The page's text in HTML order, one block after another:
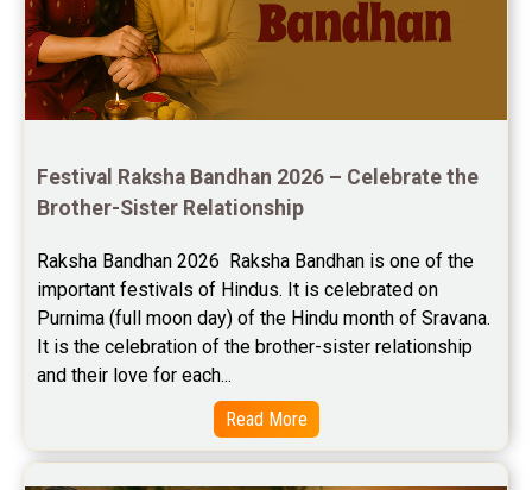
Yearly Predictions Reviews
Monthly Predictions Reviews
Future Book Reviews
Saturn Transit Predictions Reviews
Yoga Predictions Reviews
Rahu Ketu Transit Predictions Reviews
Jupiter Transit Predictions Reviews
Free Horoscope Reviews
Free Horoscope Compatibility Reviews
Festival Raksha Bandhan 2026 – Celebrate the
Brother-Sister Relationship
Raksha Bandhan 2026  Raksha Bandhan is one of the
important festivals of Hindus. It is celebrated on
Purnima (full moon day) of the Hindu month of Sravana.
It is the celebration of the brother-sister relationship
and their love for each...
Read More